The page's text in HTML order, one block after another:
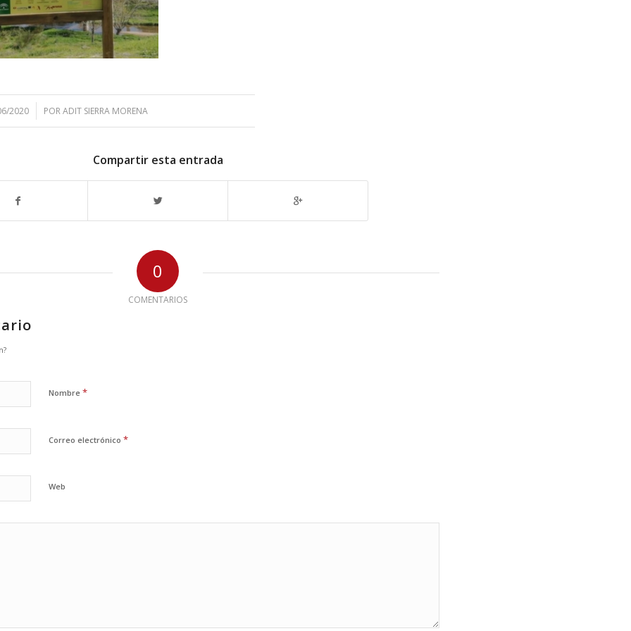
2020 PORADIT SIERRA MORENA
Compartir esta entrada
0
COMENTARIOS
Nombre *
Correo electrónico *
Web